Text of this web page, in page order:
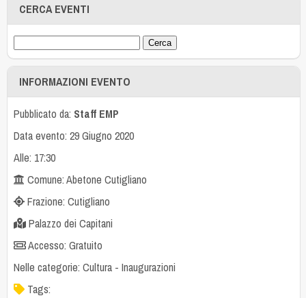
CERCA EVENTI
INFORMAZIONI EVENTO
Pubblicato da: Staff EMP
Data evento: 29 Giugno 2020
Alle: 17:30
Comune: Abetone Cutigliano
Frazione: Cutigliano
Palazzo dei Capitani
Accesso: Gratuito
Nelle categorie: Cultura- Inaugurazioni
Tags: